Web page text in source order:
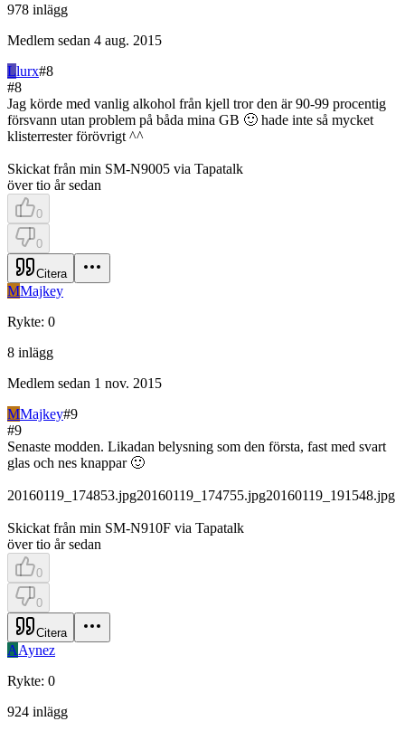
978 inlägg
Medlem sedan 4 aug. 2015
Llurx#8
#8
Jag körde med vanlig alkohol från kjell tror den är 90-99 procentig
försvann utan problem på båda mina GB 🙂 hade inte så mycket
klisterrester förövrigt ^^
Skickat från min SM-N9005 via Tapatalk
över tio år sedan
0
0
Citera
MMajkey
Rykte: 0
8 inlägg
Medlem sedan 1 nov. 2015
MMajkey#9
#9
Senaste modden. Likadan belysning som den första, fast med svart
glas och nes knappar 🙂
20160119_174853.jpg20160119_174755.jpg20160119_191548.jpg
Skickat från min SM-N910F via Tapatalk
över tio år sedan
0
0
Citera
AAynez
Rykte: 0
924 inlägg